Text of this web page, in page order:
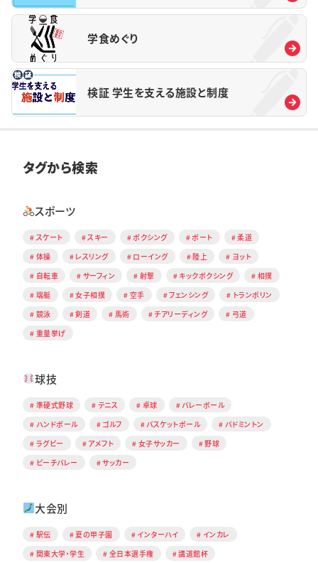
学食めぐり
検証 学生を支える施設と制度
タグから検索
スポーツ
スケート スキー ボクシング ボート
柔道
体操
レスリング ローイング 陸上
ヨット
自転車
サーフィン 射撃 キックボクシング
相撲
端艇
女子相撲 空手 フェンシング
トランポリン
競泳
剣道 馬術 チアリーディング
弓道
重量挙げ
球技
準硬式野球 テニス 卓球
バレーボール
ハンドボール
ゴルフ バスケットボール
バドミントン
ラグビー
アメフト 女子サッカー
野球
ビーチバレー
サッカー
大会別
駅伝 夏の甲子園 インターハイ
インカレ
関東大学・学生
全日本選手権 講道館杯